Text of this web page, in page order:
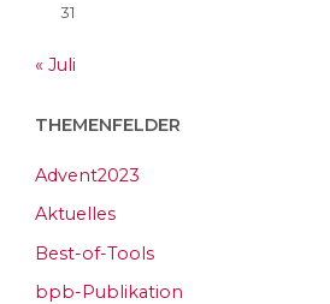
31
« Juli
THEMENFELDER
Advent2023
Aktuelles
Best-of-Tools
bpb-Publikation